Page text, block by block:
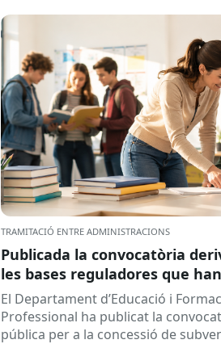
TRAMITACIÓ ENTRE ADMINISTRACIONS
Publicada la convocatòria
les bases reguladores que
la concessió de subvencions a
educatius, per al
programes de formació i
El Departament d’Educació i
Professional ha publicat la
pública per a la concessió de